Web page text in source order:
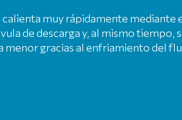
muy rápidamente mediante
de descarga y, al mismo tiempo,
menor gracias al enfriamiento del